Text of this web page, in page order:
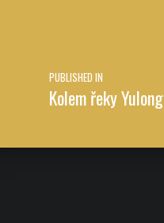
PUBLISHED IN
Kolem řeky Yulong